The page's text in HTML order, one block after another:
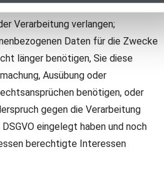
Verarbeitung verlangen;
Daten für die Zwecke
länger benötigen, Sie diese
Ausübung oder
benötigen, oder
gegen die Verarbeitung
eingelegt haben und noch
berechtigte Interessen